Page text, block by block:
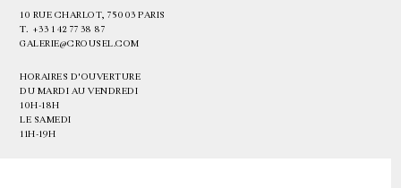
10 RUE CHARLOT, 75003 PARIS
T. +33 1 42 77 38 87
GALERIE@CROUSEL.COM
HORAIRES D'OUVERTURE
DU MARDI AU VENDREDI
10H-18H
LE SAMEDI
11H-19H